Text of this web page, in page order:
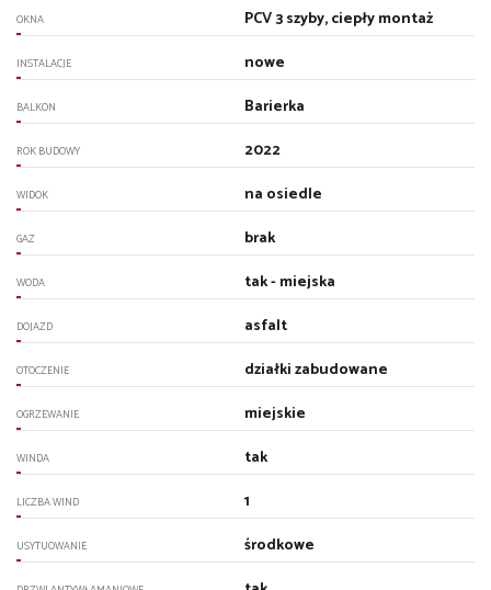
OKNA PCV 3 szyby, ciepły montaż
INSTALACJE nowe
BALKON Barierka
ROK BUDOWY 2022
WIDOK na osiedle
GAZ brak
WODA tak - miejska
DOJAZD asfalt
OTOCZENIE działki zabudowane
OGRZEWANIE miejskie
WINDA tak
LICZBA WIND 1
USYTUOWANIE środkowe